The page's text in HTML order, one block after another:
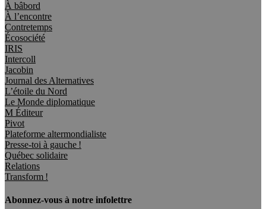
À bâbord
À l’encontre
Contretemps
Écosociété
IRIS
Intercoll
Jacobin
Journal des Alternatives
L’étoile du Nord
Le Monde diplomatique
M Éditeur
Pivot
Plateforme altermondialiste
Presse-toi à gauche !
Québec solidaire
Relations
Transform !
Abonnez-vous à notre infolettre